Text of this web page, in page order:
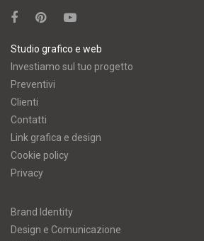
Studio grafico e web
Investiamo sul tuo progetto
Preventivi
Clienti
Contatti
Link grafica e design
Cookie policy
Privacy
Brand Identity
Design e Comunicazione